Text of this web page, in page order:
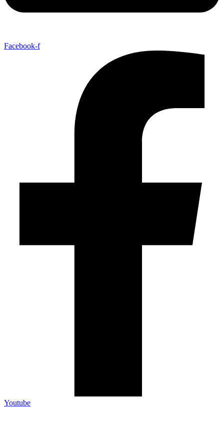
Facebook-f
Youtube